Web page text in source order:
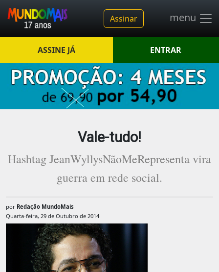
Assinar menu
ASSINE JÁ ENTRAR
Vale-tudo!
Hashtag JeanWyllysNãoMeRepresenta vira
guerra em rede social.
por Redação MundoMais
Quarta-feira, 29 de Outubro de 2014